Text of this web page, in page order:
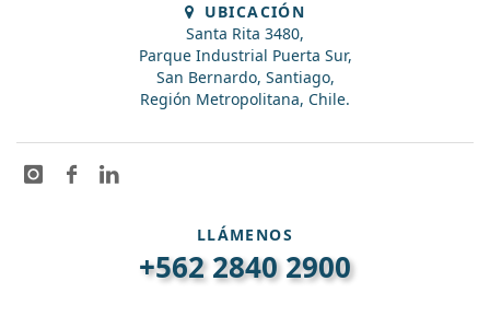
UBICACIÓN
Santa Rita 3480,
Parque Industrial Puerta Sur,
San Bernardo, Santiago,
Región Metropolitana, Chile.
LLÁMENOS
+562 2840 2900